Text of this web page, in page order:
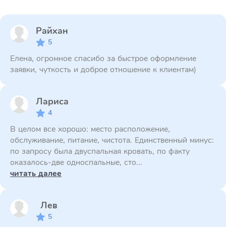
Райхан
5
Елена, огромное спасибо за быстрое оформление
заявки, чуткость и доброе отношение к клиентам)
Лариса
4
В целом все хорошо: место расположение,
обслуживание, питание, чистота. Единственный минус:
по запросу была двуспальная кровать, по факту
оказалось-две односпальные, сто...
читать далее
Лев
5